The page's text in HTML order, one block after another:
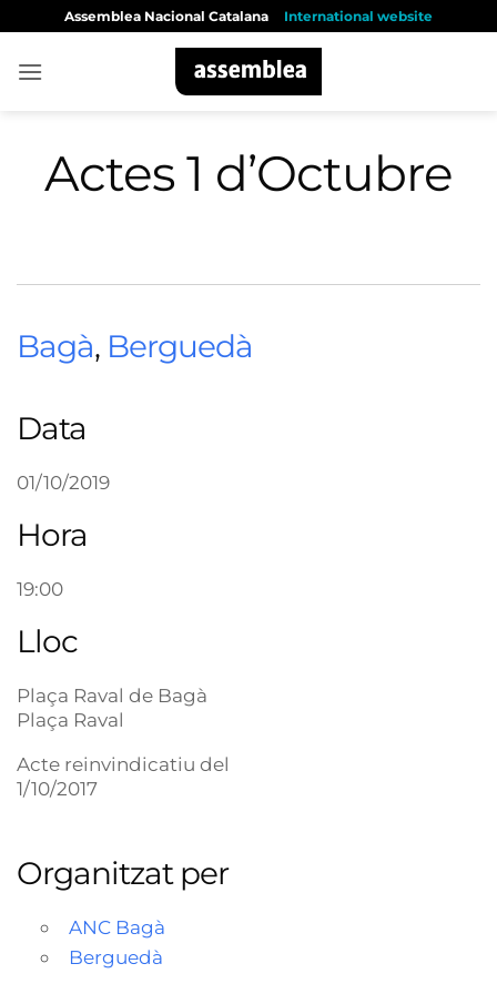
content
Assemblea Nacional Catalana International website
Actes 1 d’Octubre
Bagà, Berguedà
Data
01/10/2019
Hora
19:00
Lloc
Plaça Raval de Bagà
Plaça Raval
Acte reinvindicatiu del
1/10/2017
Organitzat per
ANC Bagà
Berguedà